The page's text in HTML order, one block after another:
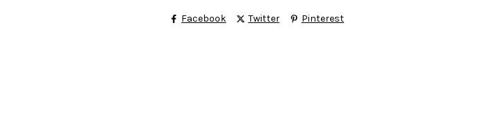
Facebook Twitter Pinterest